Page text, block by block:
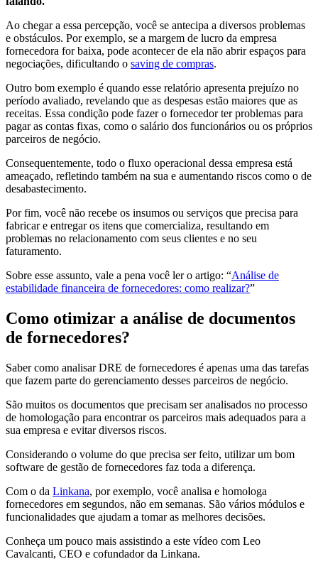
Ao chegar a essa percepção, você se antecipa a diversos problemas
e obstáculos. Por exemplo, se a margem de lucro da empresa
fornecedora for baixa, pode acontecer de ela não abrir espaços para
negociações, dificultando o saving de compras.
Outro bom exemplo é quando esse relatório apresenta prejuízo no
período avaliado, revelando que as despesas estão maiores que as
receitas. Essa condição pode fazer o fornecedor ter problemas para
pagar as contas fixas, como o salário dos funcionários ou os próprios
parceiros de negócio.
Consequentemente, todo o fluxo operacional dessa empresa está
ameaçado, refletindo também na sua e aumentando riscos como o de
desabastecimento.
Por fim, você não recebe os insumos ou serviços que precisa para
fabricar e entregar os itens que comercializa, resultando em
problemas no relacionamento com seus clientes e no seu
faturamento.
Sobre esse assunto, vale a pena você ler o artigo: “Análise de
estabilidade financeira de fornecedores: como realizar?”
Como otimizar a análise de documentos
de fornecedores?
Saber como analisar DRE de fornecedores é apenas uma das tarefas
que fazem parte do gerenciamento desses parceiros de negócio.
São muitos os documentos que precisam ser analisados no processo
de homologação para encontrar os parceiros mais adequados para a
sua empresa e evitar diversos riscos.
Considerando o volume do que precisa ser feito, utilizar um bom
software de gestão de fornecedores faz toda a diferença.
Com o da Linkana, por exemplo, você analisa e homologa
fornecedores em segundos, não em semanas. São vários módulos e
funcionalidades que ajudam a tomar as melhores decisões.
Conheça um pouco mais assistindo a este vídeo com Leo
Cavalcanti, CEO e cofundador da Linkana.